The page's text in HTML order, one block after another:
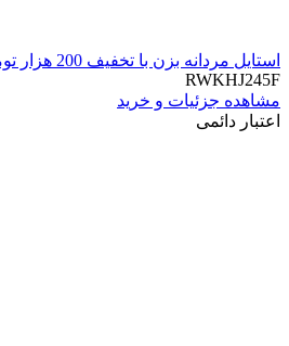
استایل مردانه بزن با تخفیف 200 هزار تومانی دیجی استایل
RWKHJ245F
مشاهده جزئیات و خرید
اعتبار دائمی